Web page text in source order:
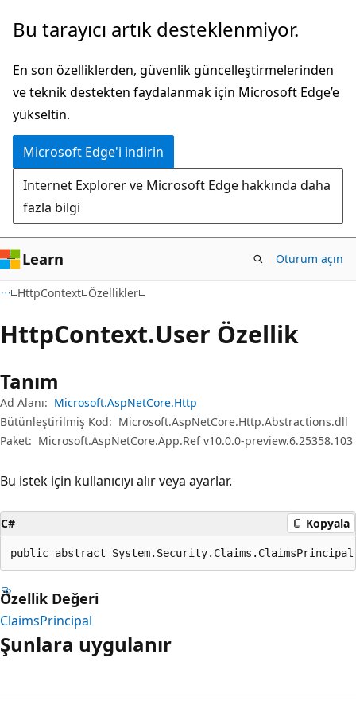
Ana
atla
Sayfa
gezintiye
atla
Bu tarayıcı artık desteklenmiyor.
En son özelliklerden, güvenlik güncelleştirmelerinden
ve teknik destekten faydalanmak için Microsoft Edge’e
yükseltin.
Microsoft Edge'i indirin
Internet Explorer ve Microsoft Edge hakkında daha
fazla bilgi
Learn Oturum açın
HttpContext Özellikler
HttpContext.User Özellik
Tanım
Ad Alanı: Microsoft.AspNetCore.Http
Bütünleştirilmiş Kod: Microsoft.AspNetCore.Http.Abstractions.dll
Paket: Microsoft.AspNetCore.App.Ref v10.0.0-preview.6.25358.103
Bu istek için kullanıcıyı alır veya ayarlar.
C# Kopyala
public abstract
Özellik Değeri
ClaimsPrincipal
Şunlara uygulanır
modu